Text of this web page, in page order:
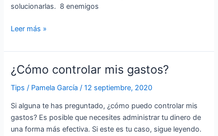
solucionarlas. 8 enemigos
Leer más »
¿Cómo controlar mis gastos?
Tips / Pamela García /12 septiembre, 2020
Si alguna te has preguntado, ¿cómo puedo controlar mis
gastos? Es posible que necesites administrar tu dinero de
una forma más efectiva. Si este es tu caso, sigue leyendo.
¿Cómo
mis
gastos?